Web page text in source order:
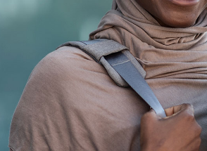
Actueel
Producten
Opleidingen